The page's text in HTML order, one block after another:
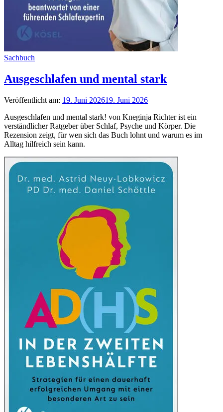
Sachbuch
Ausgeschlafen und mental stark
Veröffentlicht am: 19. Juni 202619. Juni 2026
Ausgeschlafen und mental stark! von Kneginja Richter ist ein
verständlicher Ratgeber über Schlaf, Psyche und Körper. Die
Rezension zeigt, für wen sich das Buch lohnt und warum es im
Alltag hilfreich sein kann.